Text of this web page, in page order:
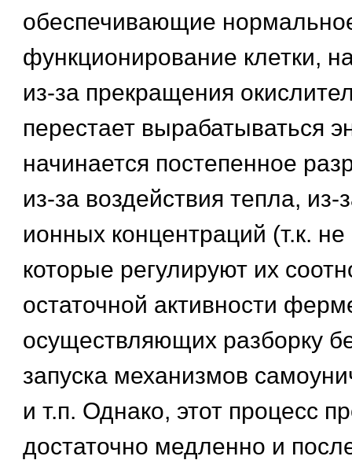
обеспечивающие
функционирование клетки,
из-за прекращения
перестает вырабатываться
начинается постепенное
из-за воздействия тепла,
ионных концентраций (т.к.
которые регулируют их
остаточной активности
осуществляющих разборку
запуска механизмов
и т.п. Однако, этот процесс
достаточно медленно и